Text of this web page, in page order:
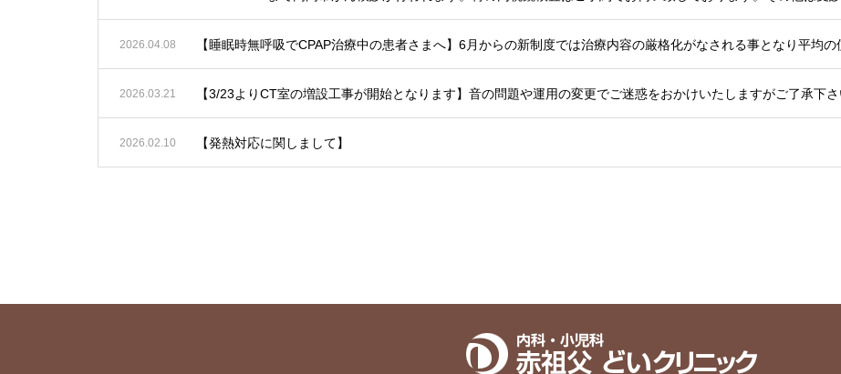
2026.04.08
2026.03.21 【3/23よりCT室の増設工事が開始となります】音の問題や運用の変更でご迷惑をおかけいたしますがご了承下
2026.02.10 【発熱対応に関しまして】